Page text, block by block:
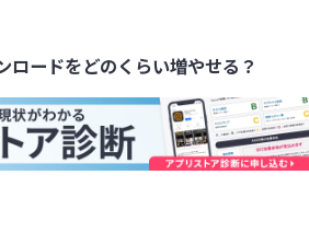
ロードをどのくらい増やせる？